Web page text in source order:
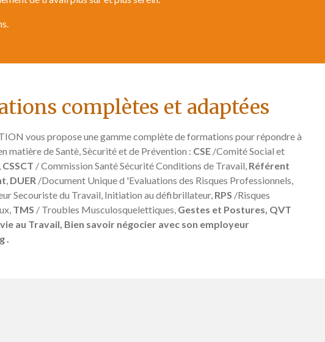
complètes et adaptées
vous propose une gamme complète de formations pour répondre à
matière de Santè, Sècurité et de Prévention : CSE/Comité Social et
CSSCT / Commission Santé Sécurité Conditions de Travail, Référent
,DUER /Document Unique d 'Evaluations des Risques Professionnels,
Secouriste du Travail, Initiation au défibrillateur,RPS /Risques
TMS / Troubles Musculosquelettiques, Gestes et Postures, QVT
au Travail, Bien savoir négocier avec son employeur
.